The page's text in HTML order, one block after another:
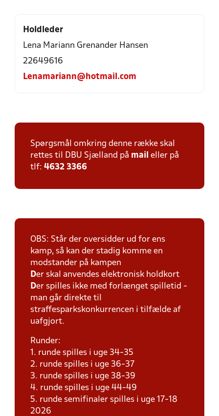
Holdleder
Lena Mariann Grenander Hansen
22649616
Lenamariann@hotmail.com
Spørgsmål omkring denne række skal
rettes til DBU Sjælland på mail eller på
tlf: 4632 3366
OBS: Står der oversidder ud for ens
kamp, så kan der stadig komme en
modstander på kampen
Der skal anvendes elektronisk holdkort
Der spilles ikke med forlænget spilletid -
man går direkte til
straffesparkskonkurrencen i tilfælde af
uafgjort.
Runder:
1. runde spilles i uge 34-35
2. runde spilles i uge 36-37
3. runde spilles i uge 38-39
4. runde spilles i uge 44-49
5. runde semifinaler spilles i uge 17-18
2026